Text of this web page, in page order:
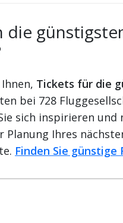
die
Tickets für die
bei 728
sich inspirieren
Planung Ihres
Finden Sie günstige